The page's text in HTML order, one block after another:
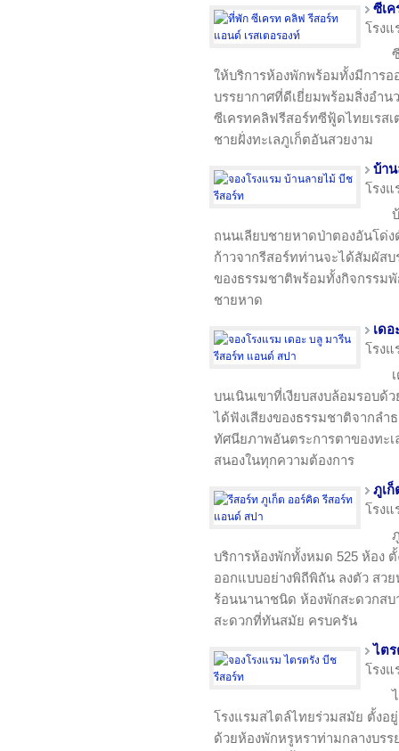
ซีเค
โรง
ให้บริการห้องพักพร้อมทั้งมีการ
บรรยากาศที่ดีเยี่ยมพร้อมสิ่งอำ
ซีเครทคลิฟรีสอร์ทซีฟู้ดไทยเรส
ชายฝั่งทะเลภูเก็ตอันสวยงาม
บ้า
โรง
ถนนเลียบชายหาดป่าตองอันโด่ง
ก้าวจากรีสอร์ทท่านจะได้สัมผัส
ของธรรมชาติพร้อมทั้งกิจกรรม
ชายหาด
เด
โรง
บนเนินเขาที่เงียบสงบล้อมรอบด้
ได้ฟังเสียงของธรรมชาติจากล
ทัศนียภาพอันตระการตาของทะ
สนองในทุกความต้องการ
ภูเ
โรง
บริการห้องพักทั้งหมด 525 ห้อง
ออกแบบอย่างพิถีพิถัน ลงตัว สว
ร้อนนานาชนิด ห้องพักสะดวกสบ
สะดวกที่ทันสมัย ครบครัน
ไตร
โรง
โรงแรมสไตล์ไทยร่วมสมัย ตั้งอ
ด้วยห้องพักหรูหราท่ามกลางบรร